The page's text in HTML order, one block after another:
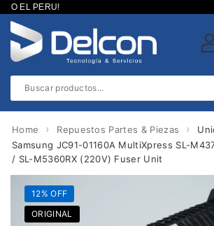
EL PERU!
Home › Repuestos Partes & Piezas ›
Samsung JC91-01160A MultiXpress SL-
/ SL-M5360RX (220V) Fuser Unit
12% OFF
ORIGINAL